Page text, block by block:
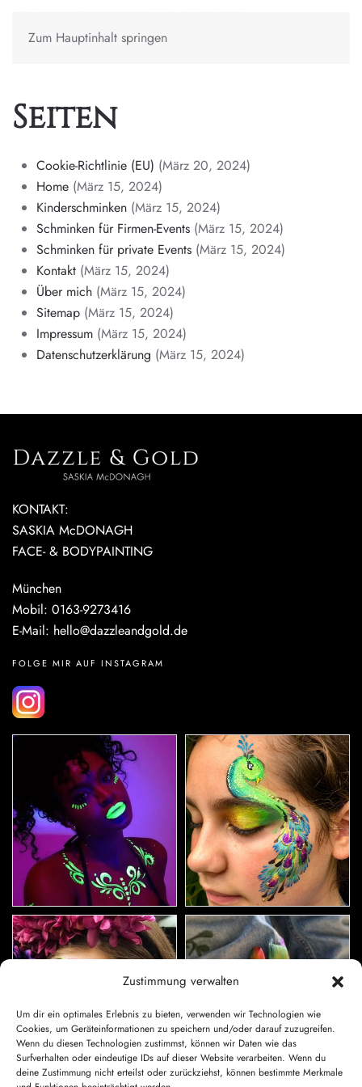
Zustimmung verwalten
Um dir ein optimales Erlebnis zu bieten, verwenden wir Technologien wie
Cookies, um Geräteinformationen zu speichern und/oder darauf zuzugreifen.
Wenn du diesen Technologien zustimmst, können wir Daten wie das
Surfverhalten oder eindeutige IDs auf dieser Website verarbeiten. Wenn du
deine Zustimmung nicht erteilst oder zurückziehst, können bestimmte Merkmale
Zum Hauptinhalt springen
Seiten
Cookie-Richtlinie (EU) (März 20, 2024)
Home (März 15, 2024)
Kinderschminken (März 15, 2024)
Schminken für Firmen-Events (März 15, 2024)
Schminken für private Events (März 15, 2024)
Kontakt (März 15, 2024)
Über mich (März 15, 2024)
Sitemap (März 15, 2024)
Impressum (März 15, 2024)
Datenschutzerklärung (März 15, 2024)
KONTAKT:
SASKIA McDONAGH
FACE- & BODYPAINTING
München
Mobil: 0163-9273416
E-Mail: hello@dazzleandgold.de
FOLGE MIR AUF INSTAGRAM